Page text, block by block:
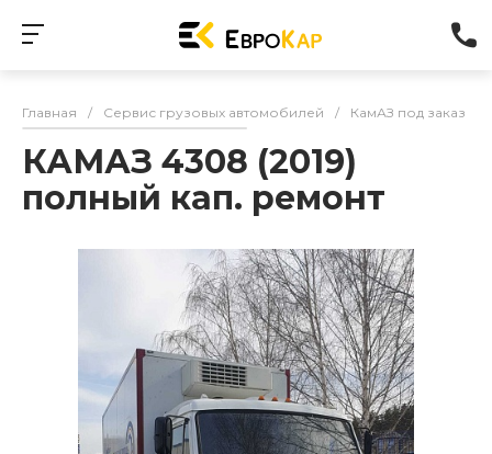
Главная / Сервис грузовых автомобилей / КамАЗ под заказ
КАМАЗ 4308 (2019)
полный кап. ремонт